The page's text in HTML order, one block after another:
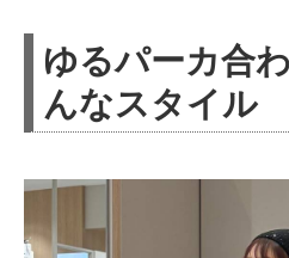
ゆるパーカ合
んなスタイル